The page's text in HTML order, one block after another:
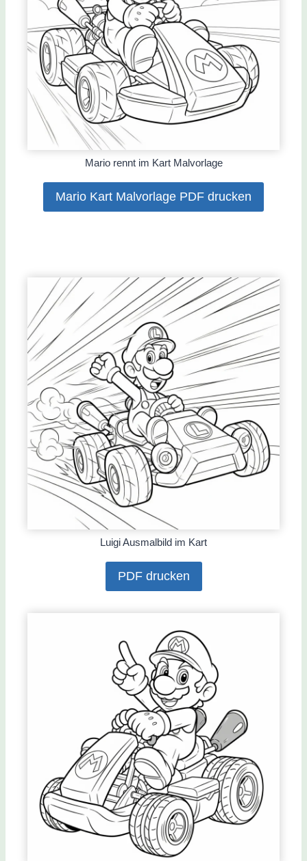
Mario rennt im Kart Malvorlage
Mario Kart Malvorlage PDF drucken
Luigi Ausmalbild im Kart
PDF drucken